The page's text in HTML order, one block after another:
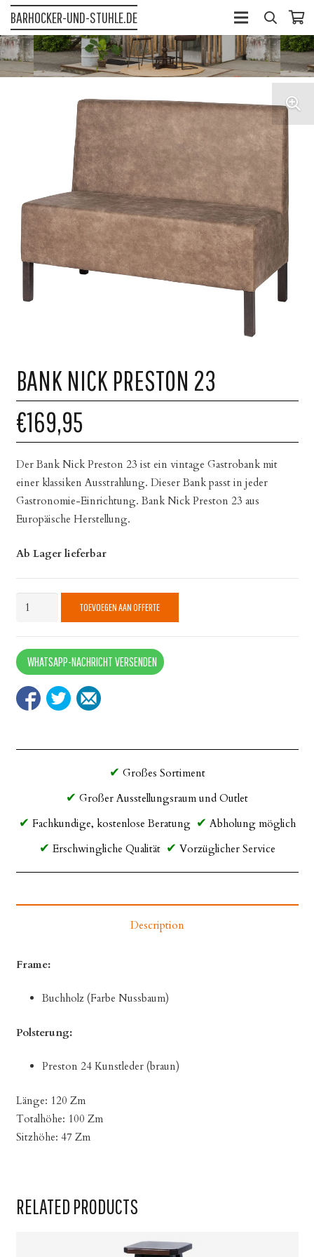
BARHOCKER-UND-STUHLE.DE
BANK NICK PRESTON 23
€169,95
Der Bank Nick Preston 23 ist ein vintage Gastrobank mit
einer klassiken Ausstrahlung. Dieser Bank passt in jeder
Gastronomie-Einrichtung. Bank Nick Preston 23 aus
Europäische Herstellung.
Ab Lager lieferbar
Bank
Preston
23
quantity
TOEVOEGEN AAN OFFERTE
WHATSAPP-NACHRICHT VERSENDEN
Großes Sortiment
Großer Ausstellungsraum und Outlet
Fachkundige, kostenlose Beratung
Abholung möglich
Erschwingliche Qualität
Vorzüglicher Service
Description
Frame:
Buchholz (Farbe Nussbaum)
Polsterung:
Preston 24 Kunstleder (braun)
Länge: 120 Zm
Totalhöhe: 100 Zm
Sitzhöhe: 47 Zm
RELATED PRODUCTS